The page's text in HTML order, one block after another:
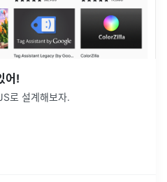
어!
로 설계해보자.